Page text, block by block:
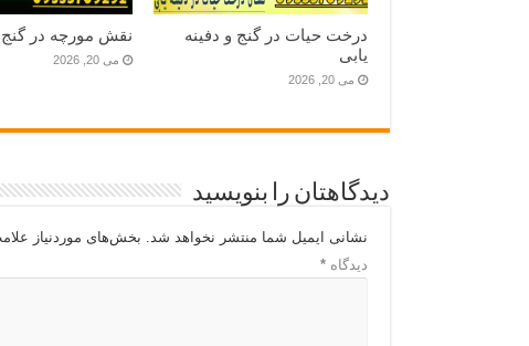
درخت حیات در گنج و دفینه
یابی
می 20, 2026
نقش مورچه در گنج
می 20, 2026
دیدگاهتان را بنویسید
نشانی ایمیل شما منتشر نخواهد شد. بخش‌های موردنیاز
دیدگاه *